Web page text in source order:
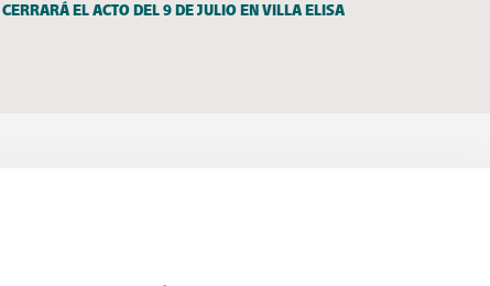
EL ACTO DEL 9 DE JULIO EN VILLA ELISA